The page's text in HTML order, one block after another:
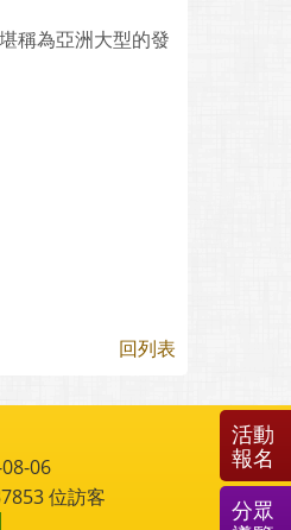
稱為亞洲大型的發
回列表
06
位訪客
活動
報名
分眾